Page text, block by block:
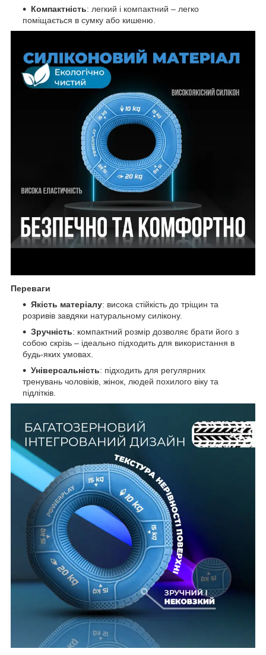
Компактність: легкий і компактний – легко
поміщається в сумку або кишеню.
Переваги
Якість матеріалу: висока стійкість до тріщин та
розривів завдяки натуральному силікону.
Зручність: компактний розмір дозволяє брати його з
собою скрізь – ідеально підходить для використання в
будь-яких умовах.
Універсальність: підходить для регулярних
тренувань чоловіків, жінок, людей похилого віку та
підлітків.